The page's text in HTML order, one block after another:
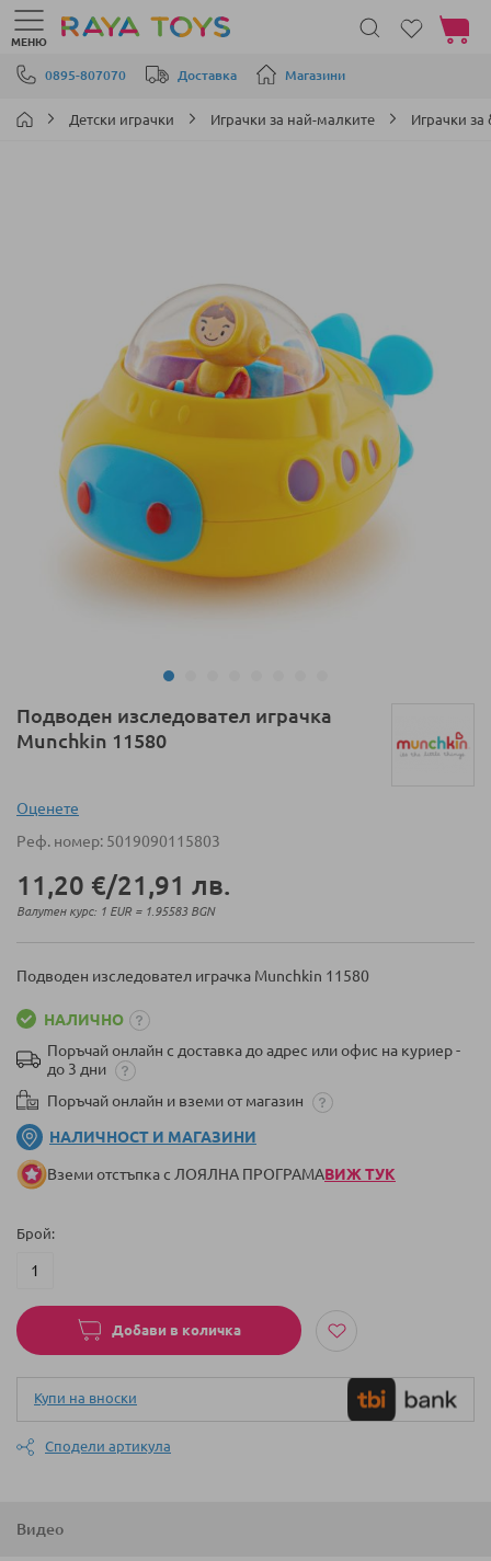
Прескачане към съдържанието
0895-807070 Доставка Магазини
МЕНЮ
Моята
Детски играчки Играчки за най-малките Играчки за
изображенията
Преминете
към
галерия
снимки
Подводен изследовател играчка
Munchkin 11580
Оценeте
Реф. номер 5019090115803
11,20 €/21,91 лв.
Валутен курс: 1 EUR = 1.95583 BGN
Подводен изследовател играчка Munchkin 11580
НАЛИЧНО
Поръчай онлайн с доставка до адрес или офис на куриер -
до 3 дни
Поръчай онлайн и вземи от магазин
НАЛИЧНОСТ И МАГАЗИНИ
Вземи отстъпка с ЛОЯЛНА ПРОГРАМАВИЖ ТУК
Брой
Добави в количка
Купи на вноски
Сподели артикула
Видео